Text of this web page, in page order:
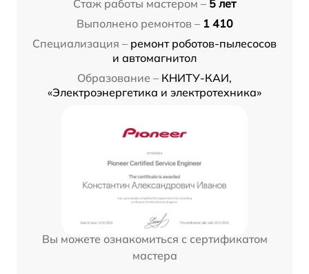
Стаж работы мастером – 5 лет
Выполнено ремонтов – 1 410
Специализация – ремонт роботов-пылесосов
и автомагнитол
Образование – КНИТУ-КАИ,
«Электроэнергетика и электротехника»
Вы можете ознакомиться с сертификатом
мастера